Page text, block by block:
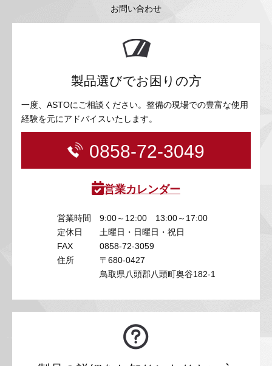
お問い合わせ
製品選びでお困りの方
一度、ASTOにご相談ください。整備の現場での豊富な使用
経験を元にアドバイスいたします。
0858-72-3049
営業カレンダー
営業時間
9:00～12:00 13:00～17:00
定休日
土曜日・日曜日・祝日
FAX
0858-72-3059
住所
〒680-0427
鳥取県八頭郡八頭町奥谷182-1